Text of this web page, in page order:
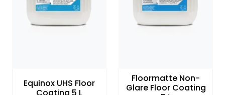
Equinox UHS Floor
Floormatte Non-
Glare Floor Coating